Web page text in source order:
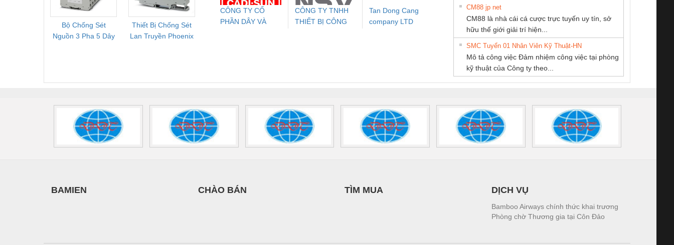
Bộ Chống Sét
Nguồn 3 Pha 5 Dây
Thiết Bị Chống Sét
Lan Truyền Phoenix
Bộ Lưu Điện AC
Mô-đun Ắc Quy UPS
Rơ Le An Toàn
Bộ giám sát chuỗi
tấm pin
TRANSCLINIC 16I+
1K5 H (2502520000)
điện TRANSCLINIC
BKE 1K5.4
(7791400879)2. Giá
Nẹp nhôm chống
trơn Đà Nẵng
CÔNG TY CỔ
PHẦN DÂY VÀ
CÔNG TY TNHH
THIẾT BỊ CÔNG
Tan Dong Cang
company LTD
CÔNG TY TNHH
THƯƠNG MẠI
DỊCH VỤ KỸ
THUẬT ĐIỆN CƠ
GIA HƯNG PHÁT
MEKONG MARINE
SUPPLY
PHẦN TỰ ĐỘNG
CM88 jp net
CM88 là nhà cái cá cược trực tuyến uy tín, sở
hữu thế giới giải trí hiện...
SMC Tuyển 01 Nhân Viên Kỹ Thuật-HN
Mô tả công việc Đảm nhiệm công việc tại phòng
kỹ thuật của Công ty theo...
BAMIEN CHÀO BÁN TÌM MUA DỊCH VỤ
Bamboo Airways chính thức khai trương
Phòng chờ Thương gia tại Côn Đảo